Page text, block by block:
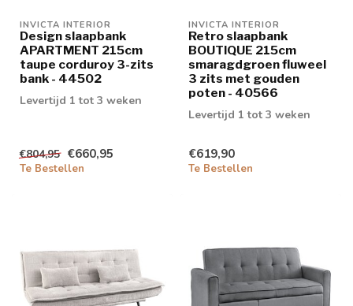
INVICTA INTERIOR
Design slaapbank
APARTMENT 215cm
taupe corduroy 3-zits
bank - 44502
Levertijd 1 tot 3 weken
€804,95 €660,95
Te Bestellen
INVICTA INTERIOR
Retro slaapbank
BOUTIQUE 215cm
smaragdgroen fluweel
3 zits met gouden
poten - 40566
Levertijd 1 tot 3 weken
€619,90
Te Bestellen